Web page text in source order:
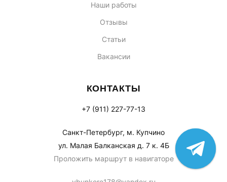
Наши работы
Отзывы
Статьи
Вакансии
КОНТАКТЫ
+7 (911) 227-77-13
Санкт-Петербург, м. Купчино
ул. Малая Балканская д. 7 к. 4Б
Проложить маршрут в навигаторе